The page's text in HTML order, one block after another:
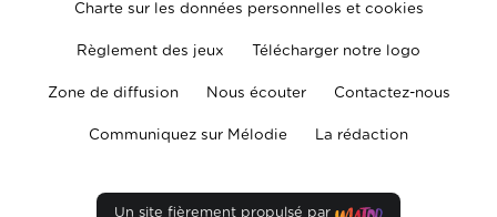
Charte sur les données personnelles et cookies
Règlement des jeux Télécharger notre logo
Zone de diffusion Nous écouter Contactez-nous
Communiquez sur Mélodie La rédaction
Un site fièrement propulsé par